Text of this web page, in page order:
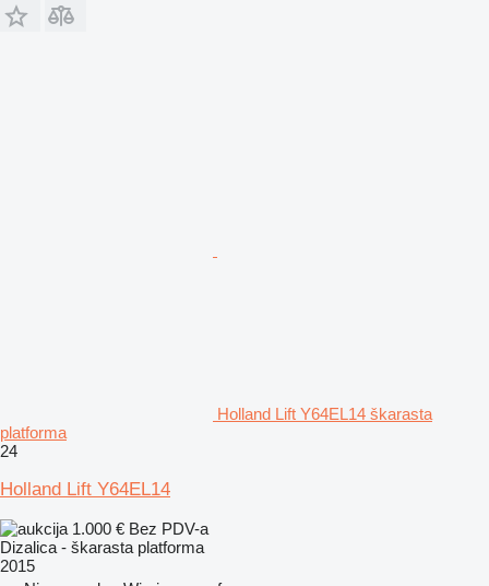
Holland Lift Y64EL14 škarasta
platforma
24
Holland Lift Y64EL14
1.000 € Bez PDV-a
Dizalica - škarasta platforma
2015